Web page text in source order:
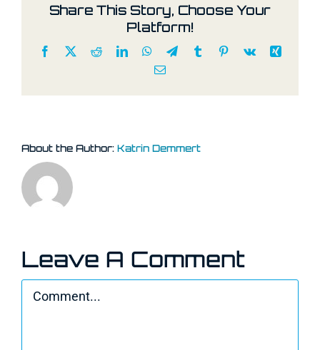
Share This Story, Choose Your
Platform!
Facebook
X RedditLinkedInWhatsApp
TelegramTumblrPinterest
Vk
Xing
Email
About the Author: Katrin Demmert
Leave A Comment
Comment